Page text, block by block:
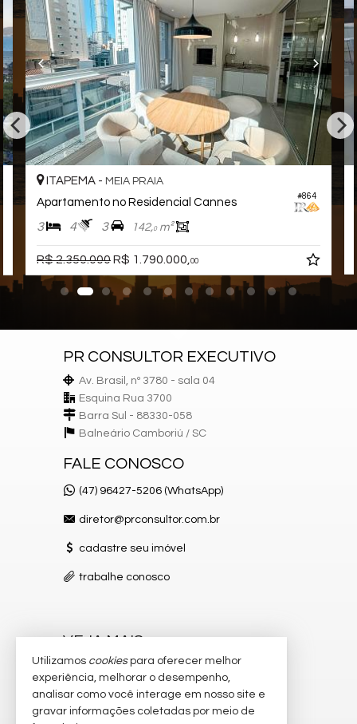
#864
ITAPEMA - MEIA PRAIA
Apartamento no Residencial Cannes
3 4 3 142,0m²
R$ 2.350.000R$ 1.790.000, 00
PR CONSULTOR EXECUTIVO
Av. Brasil, nº 3780 - sala 04
Esquina Rua 3700
Barra Sul - 88330-058
Balneário Camboriú / SC
FALE CONOSCO
(47) 96427-5206 (WhatsApp)
diretor@prconsultor.com.br
cadastre seu imóvel
trabalhe conosco
VEJA MAIS
receba nosso newsletter
indicadores financeiros
Utilizamos cookiespara oferecer melhor
experiência, melhorar o desempenho,
analisar como você interage em nosso site e
gravar informações coletadas por meio de